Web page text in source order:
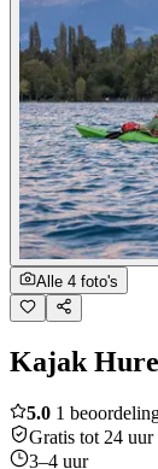
Alle 4 foto's
Kajak
5.0 1
Gratis tot 24 uur
3–4 uur